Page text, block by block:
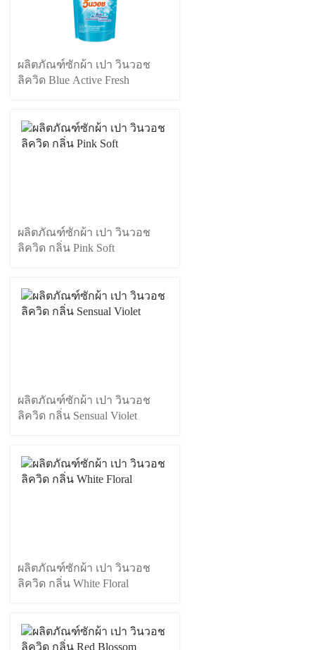
ผลิตภัณฑ์ซักผ้า เปา วินวอช
ลิควิด Blue Active Fresh
ผลิตภัณฑ์ซักผ้า เปา วินวอช
ลิควิด กลิ่น Pink Soft
ผลิตภัณฑ์ซักผ้า เปา วินวอช
ลิควิด กลิ่น Sensual Violet
ผลิตภัณฑ์ซักผ้า เปา วินวอช
ลิควิด กลิ่น White Floral